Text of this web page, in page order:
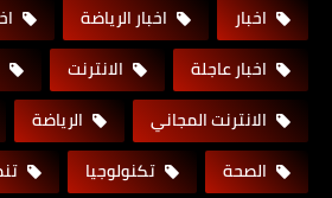
اخبار اخبار الرياضة
اخبار عاجلة
الانترنت
الانترنت المجاني
الرياضة
الصحة
تكنولوجيا